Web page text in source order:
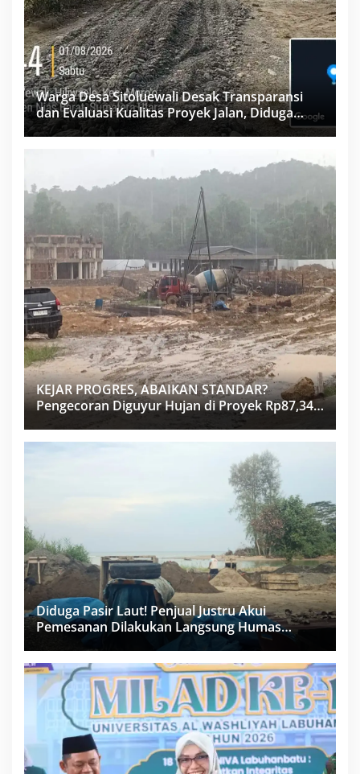
Warga Desa Sitoluewali Desak Transparansi
dan Evaluasi Kualitas Proyek Jalan, Diduga
Minim Informasi
KEJAR PROGRES, ABAIKAN STANDAR?
Pengecoran Diguyur Hujan di Proyek Rp87,34
Miliar Sukma Nias, Konsultan, Pengawas dan
PPK Bungkam
Diduga Pasir Laut! Penjual Justru Akui
Pemesanan Dilakukan Langsung Humas